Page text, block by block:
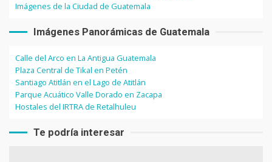
Imágenes de la Ciudad de Guatemala
Imágenes Panorámicas de Guatemala
Calle del Arco en La Antigua Guatemala
Plaza Central de Tikal en Petén
Santiago Atitlán en el Lago de Atitlán
Parque Acuático Valle Dorado en Zacapa
Hostales del IRTRA de Retalhuleu
Te podría interesar